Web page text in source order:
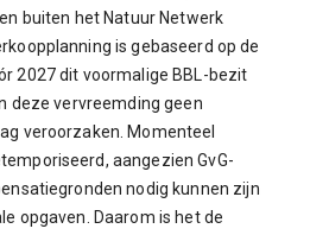
buiten het Natuur Netwerk
is gebaseerd op de
2027 dit voormalige BBL-bezit
deze vervreemding geen
veroorzaken. Momenteel
aangezien GvG-
nodig kunnen zijn
opgaven. Daarom is het de